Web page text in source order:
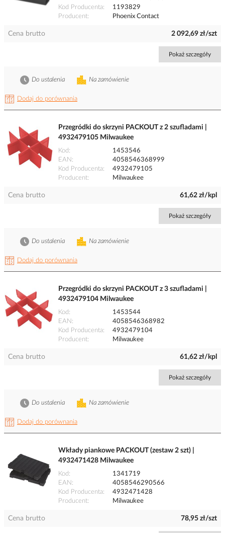
Kod Producenta
1193829
Producent
Phoenix Contact
Cena brutto 2 092,69 zł/szt
Pokaż szczegóły
Dodaj do porównania
Na zamówienie
Do ustalenia
Przegródki do skrzyni PACKOUT z 2 szufladami |
4932479105 Milwaukee
Kod
1453546
EAN
4058546368999
Kod Producenta
4932479105
Producent
Milwaukee
Cena brutto 61,62 zł/kpl
Pokaż szczegóły
Dodaj do porównania
Na zamówienie
Do ustalenia
Przegródki do skrzyni PACKOUT z 3 szufladami |
4932479104 Milwaukee
Kod
1453544
EAN
4058546368982
Kod Producenta
4932479104
Producent
Milwaukee
Cena brutto 61,62 zł/kpl
Pokaż szczegóły
Dodaj do porównania
Na zamówienie
Do ustalenia
Wkłady piankowe PACKOUT (zestaw 2 szt) |
4932471428 Milwaukee
Kod
1341719
EAN
4058546290566
Kod Producenta
4932471428
Producent
Milwaukee
Cena brutto 78,95 zł/szt